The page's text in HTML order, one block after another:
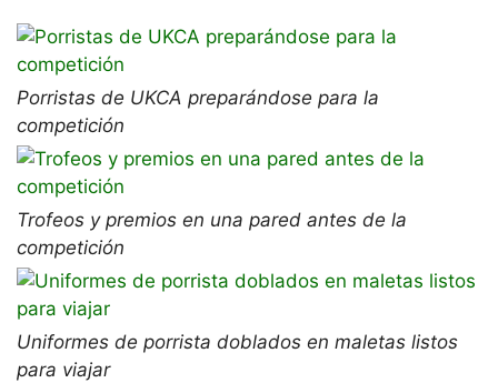
Porristas de UKCA preparándose para la
competición
Trofeos y premios en una pared antes de la
competición
Uniformes de porrista doblados en maletas listos
para viajar